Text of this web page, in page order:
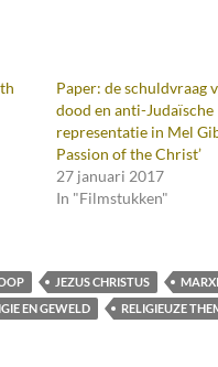
Paper: de schuldvraag
dood en anti-Judaïsche
representatie in Mel
Passion of the Christ’
27 januari 2017
In "Filmstukken"
JEZUS CHRISTUS
EN GEWELD RELIGIEUZE